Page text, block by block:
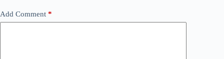
Add Comment *